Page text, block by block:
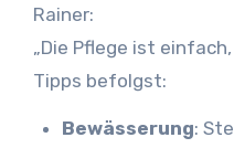
Rainer:
„Die Pflege ist
Tipps befolgst:
Bewässerung: